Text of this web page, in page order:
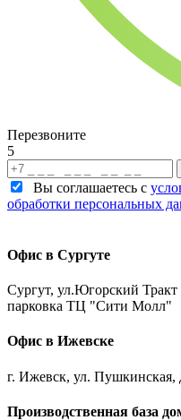
Перезвоните
5
Вы соглашаетесь с
обработки персональных
Офис в Сургуте
Сургут, ул.Югорский Тракт
парковка ТЦ "Сити Молл"
Офис в Ижевске
г. Ижевск, ул. Пушкинская,
Производственная база